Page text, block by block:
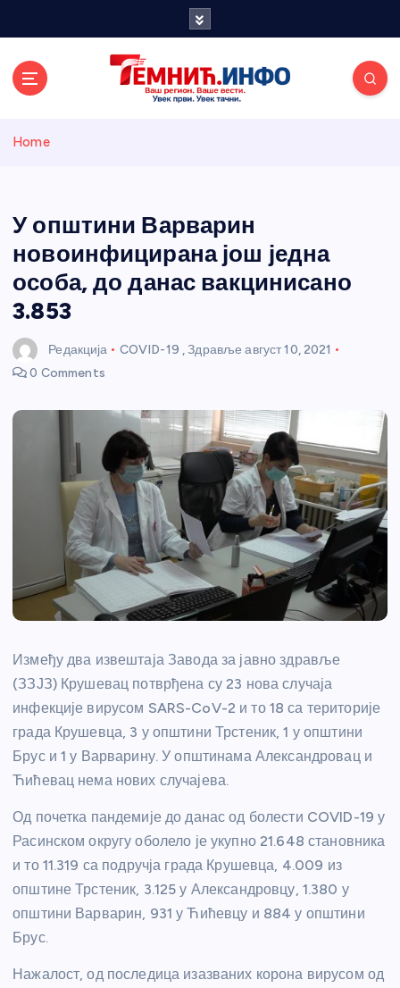
и портал
Home
У општини Варварин
новоинфицирана још једна
особа, до данас вакцинисано
3.853
Редакција COVID-19 ,Здравље август 10, 2021
0 Comments
Између два извештаја Завода за јавно здравље
(ЗЗЈЗ) Крушевац потврђена су 23 нова случаја
инфекције вирусом SARS-CoV-2 и то 18 са територије
града Крушевца, 3 у општини Трстеник, 1 у општини
Брус и 1 у Варварину. У општинама Александровац и
Ћићевац нема нових случајева.
Од почетка пандемије до данас од болести COVID-19 у
Расинском округу оболело је укупно 21.648 становника
и то 11.319 са подручја града Крушевца, 4.009 из
општине Трстеник, 3.125 у Александровцу, 1.380 у
општини Варварин, 931 у Ћићевцу и 884 у општини
Брус.
Нажалост, од последица изазваних корона вирусом од